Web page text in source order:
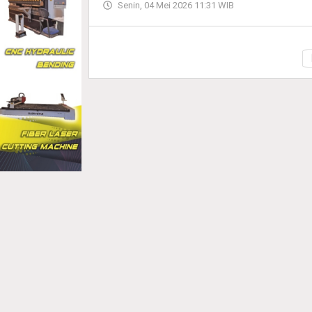
Senin, 04 Mei 2026 11:31 WIB